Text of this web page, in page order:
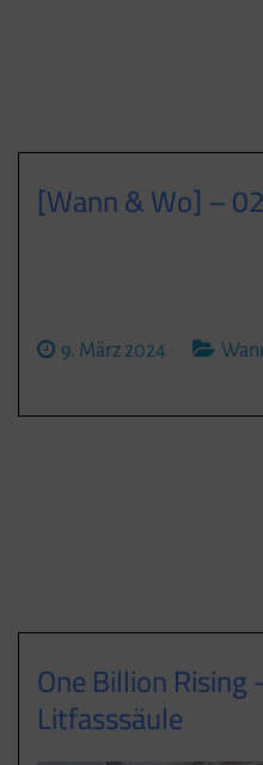
[Wann & Wo] –
9. März 2024
One Billion
Litfasssäule